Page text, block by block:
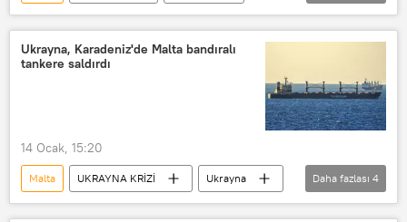
Hasan Suver
Mustafa Soykök
Papua Yeni Gine
Güneydoğu Asya
Pasifik
Ukrayna, Karadeniz'de Malta bandıralı
tankere saldırdı
14 Ocak, 15:20
Malta UKRAYNA KRİZİ
Ukrayna
Karadeniz
Rusya Savunma Bakanlığı
Daha fazlası 4